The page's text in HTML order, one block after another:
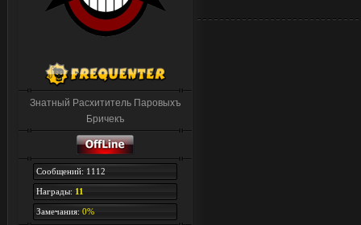
Знатный Расхититель Паровыхъ
Бричекъ
Сообщений: 1112
Награды: 11
Замечания: 0%